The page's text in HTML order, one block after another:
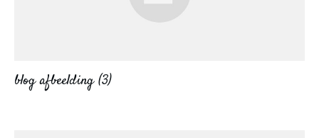
blog afbeelding (3)